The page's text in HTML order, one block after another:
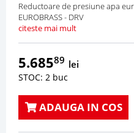
Reductoare de presiune apa
EUROBRASS - DRV
citeste mai mult
5.68589 lei
STOC: 2 buc
ADAUGA IN COS